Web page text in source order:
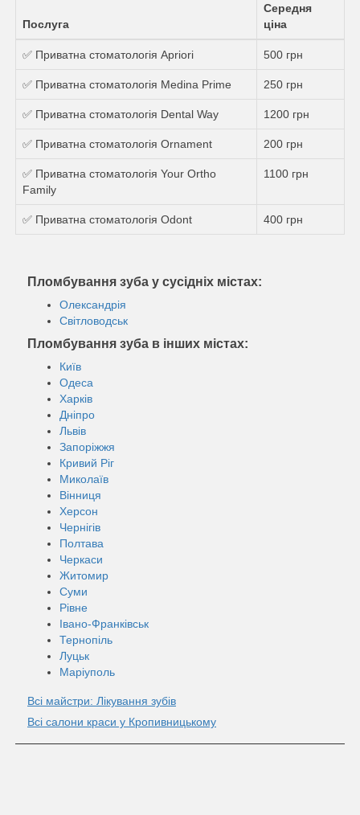
Послуга
Середня
ціна
✅ Приватна стоматологія Apriori 500 грн
✅ Приватна стоматологія Medina Prime 250 грн
✅ Приватна стоматологія Dental Way 1200 грн
✅ Приватна стоматологія Ornament 200 грн
✅ Приватна стоматологія Your Ortho
Family
1100 грн
✅ Приватна стоматологія Odont 400 грн
Пломбування зуба у сусідніх містах:
Олександрія
Світловодськ
Пломбування зуба в інших містах:
Київ
Одеса
Харків
Дніпро
Львів
Запоріжжя
Кривий Ріг
Миколаїв
Вінниця
Херсон
Чернігів
Полтава
Черкаси
Житомир
Суми
Рівне
Івано-Франківськ
Тернопіль
Луцьк
Маріуполь
Всі майстри: Лікування зубів
Всі салони краси у Кропивницькому